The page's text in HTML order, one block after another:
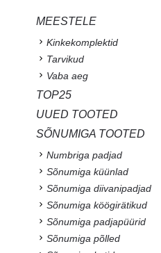
MEESTELE
Kinkekomplektid
Tarvikud
Vaba aeg
TOP25
UUED TOOTED
SÕNUMIGA TOOTED
Numbriga padjad
Sõnumiga küünlad
Sõnumiga diivanipadjad
Sõnumiga köögirätikud
Sõnumiga padjapüürid
Sõnumiga põlled